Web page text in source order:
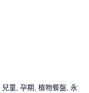
兒童,孕期,植物餐盤,永